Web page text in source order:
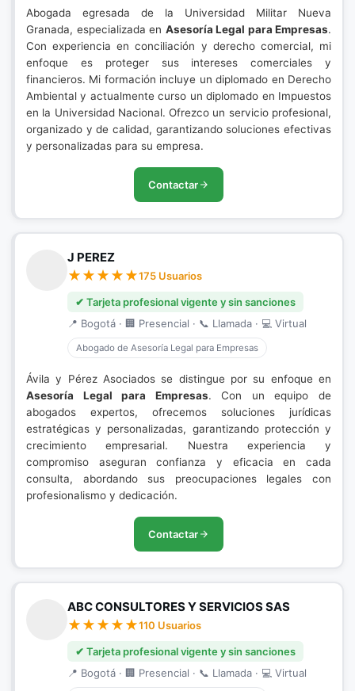
Abogada egresada de la Universidad Militar Nueva
Granada, especializada en Asesoría Legal para Empresas.
Con experiencia en conciliación y derecho comercial, mi
enfoque es proteger sus intereses comerciales y
financieros. Mi formación incluye un diplomado en Derecho
Ambiental y actualmente curso un diplomado en Impuestos
en la Universidad Nacional. Ofrezco un servicio profesional,
organizado y de calidad, garantizando soluciones efectivas
y personalizadas para su empresa.
Contactar
J PEREZ
175 Usuarios
✔ Tarjeta profesional vigente y sin sanciones
📍 Bogotá · 🏢 Presencial · 📞 Llamada · 💻 Virtual
Abogado de Asesoría Legal para Empresas
Ávila y Pérez Asociados se distingue por su enfoque en
Asesoría Legal para Empresas. Con un equipo de
abogados expertos, ofrecemos soluciones jurídicas
estratégicas y personalizadas, garantizando protección y
crecimiento empresarial. Nuestra experiencia y
compromiso aseguran confianza y eficacia en cada
consulta, abordando sus preocupaciones legales con
profesionalismo y dedicación.
Contactar
ABC CONSULTORES Y SERVICIOS SAS
110 Usuarios
✔ Tarjeta profesional vigente y sin sanciones
📍 Bogotá · 🏢 Presencial · 📞 Llamada · 💻 Virtual